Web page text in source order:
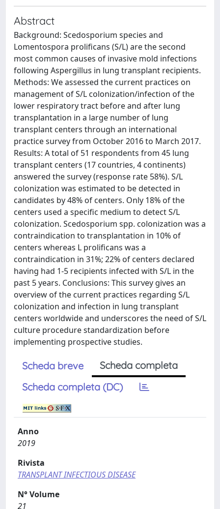
Abstract
Background: Scedosporium species and
Lomentospora prolificans (S/L) are the second
most common causes of invasive mold infections
following Aspergillus in lung transplant recipients.
Methods: We assessed the current practices on
management of S/L colonization/infection of the
lower respiratory tract before and after lung
transplantation in a large number of lung
transplant centers through an international
practice survey from October 2016 to March 2017.
Results: A total of 51 respondents from 45 lung
transplant centers (17 countries, 4 continents)
answered the survey (response rate 58%). S/L
colonization was estimated to be detected in
candidates by 48% of centers. Only 18% of the
centers used a specific medium to detect S/L
colonization. Scedosporium spp. colonization was a
contraindication to transplantation in 10% of
centers whereas L prolificans was a
contraindication in 31%; 22% of centers declared
having had 1-5 recipients infected with S/L in the
past 5 years. Conclusions: This survey gives an
overview of the current practices regarding S/L
colonization and infection in lung transplant
centers worldwide and underscores the need of S/L
culture procedure standardization before
implementing prospective studies.
Scheda breve
Scheda completa
Scheda completa (DC)
Anno
2019
Rivista
TRANSPLANT INFECTIOUS DISEASE
N° Volume
21